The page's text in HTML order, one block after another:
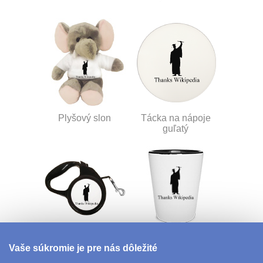
Plyšový slon
Tácka na nápoje
guľatý
Panák - štamprle
Vaše súkromie je pre nás dôležité